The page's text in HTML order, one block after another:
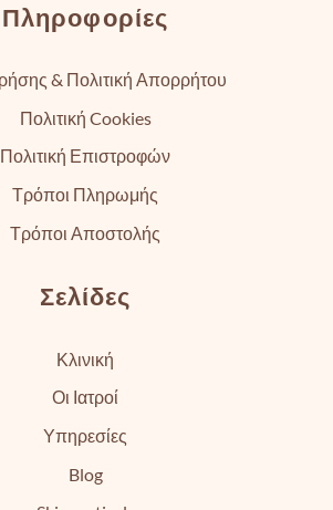
Πληροφορίες
& Πολιτική Απορρήτου
Πολιτική Cookies
Πολιτική Επιστροφών
Τρόποι Πληρωμής
Τρόποι Αποστολής
Σελίδες
Κλινική
Οι Ιατροί
Υπηρεσίες
Blog